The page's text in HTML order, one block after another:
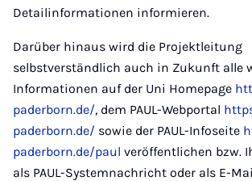
Detailinformationen informieren.
Darüber hinaus wird die Projektleitung
selbstverständlich auch in Zukunft alle
Informationen auf der Uni Homepage
paderborn.de/, dem PAUL-Webportal
paderborn.de/ sowie der PAUL-Infoseite
paderborn.de/paul veröffentlichen bzw.
als PAUL-Systemnachricht oder als E-